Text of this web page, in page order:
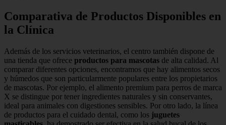
Comparativa de Productos Disponibles en
la Clínica
Además de los servicios veterinarios, el centro también dispone de
una tienda que ofrece productos para mascotas de alta calidad. Al
comparar diferentes opciones, encontramos que hay alimentos secos
y húmedos que son particularmente populares entre los propietarios
de mascotas. Por ejemplo, el alimento premium para perros de marca
X se distingue por tener ingredientes naturales y sin conservantes,
ideal para animales con digestiones sensibles. Por otro lado, la línea
de productos para el cuidado dental, como los juguetes